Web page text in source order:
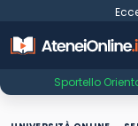
Sportello